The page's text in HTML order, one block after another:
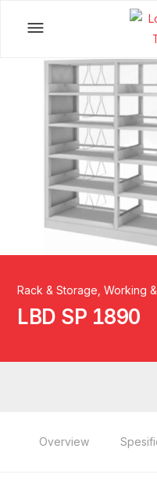
Rack & Storage ,Working
LBD SP 1890
Overview